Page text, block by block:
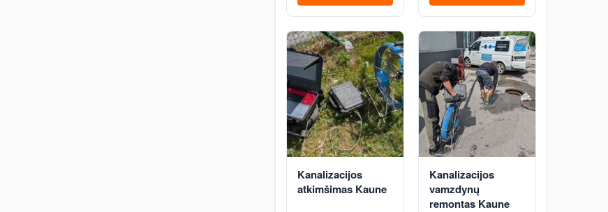
Kanalizacijos
atkimšimas Kaune
Kanalizacijos
vamzdynų
remontas Kaune